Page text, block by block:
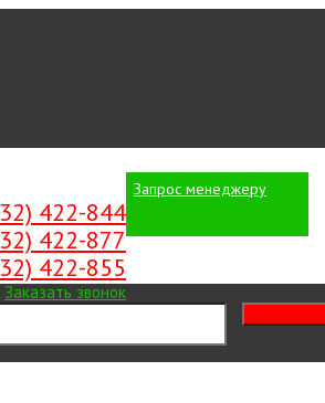
Запрос менеджеру
422-844
422-877
422-855
Заказать звонок